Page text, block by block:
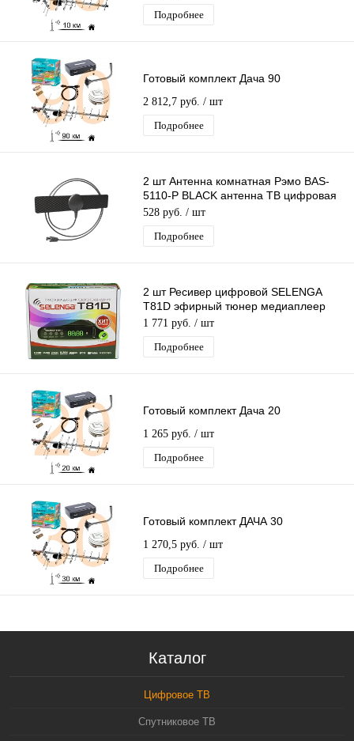
Подробнее
Готовый комплект Дача 90
2 812,7 руб. / шт
Подробнее
2 шт Антенна комнатная Рэмо BAS-
5110-P BLACK антенна ТВ цифровая
эфирная для телевидения 2 шт
528 руб. / шт
Подробнее
2 шт Ресивер цифровой SELENGA
T81D эфирный тюнер медиаплеер
бесплатное тв приставка цифровая 2
шт
1 771 руб. / шт
Подробнее
Готовый комплект Дача 20
1 265 руб. / шт
Подробнее
Готовый комплект ДАЧА 30
1 270,5 руб. / шт
Подробнее
Каталог
Цифровое ТВ
Спутниковое ТВ